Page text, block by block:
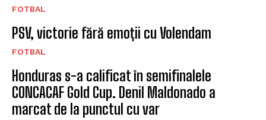
FOTBAL
PSV, victorie fără emoții cu Volendam
FOTBAL
Honduras s-a calificat în semifinalele
CONCACAF Gold Cup. Denil Maldonado a
marcat de la punctul cu var